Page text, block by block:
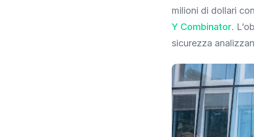
milioni di dollari
Y Combinator.
sicurezza